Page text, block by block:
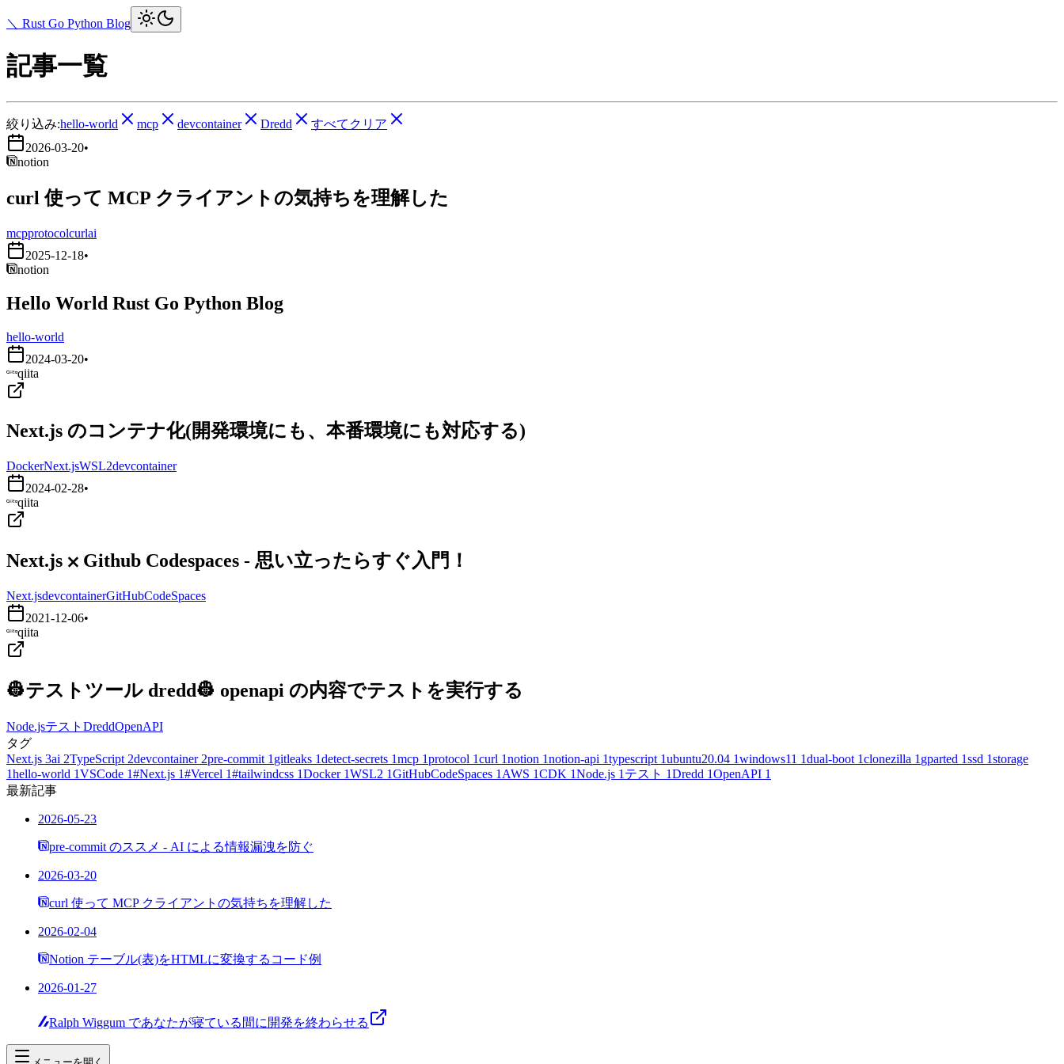
＼ Rust Go Python Blog
記事一覧
絞り込み:hello-world mcp devcontainer Dredd
すべてクリア
2026-03-20•
notion
curl 使って MCP クライアントの気持ちを理解した
mcpprotocolcurlai
2025-12-18•
notion
Hello World Rust Go Python Blog
hello-world
2024-03-20•
qiita
Next.js のコンテナ化(開発環境にも、本番環境にも対応する)
DockerNext.jsWSL2devcontainer
2024-02-28•
qiita
Next.js ⨉ Github Codespaces - 思い立ったらすぐ入門！
Next.jsdevcontainerGitHubCodeSpaces
2021-12-06•
qiita
👷テストツール dredd👷 openapi の内容でテストを実行する
Node.jsテスト DreddOpenAPI
タグ
Next.js 3ai 2TypeScript 2devcontainer 2pre-commit 1 gitleaks 1detect-secrets 1mcp 1protocol 1curl 1notion 1notion-api 1typescript 1ubuntu20.04 1windows11 1dual-boot 1clonezilla 1 gparted 1ssd 1storage
1hello-world 1VSCode 1#Next.js 1#Vercel 1#tailwindcss 1Docker 1WSL2 1GitHubCodeSpaces 1 AWS 1CDK 1Node.js 1 テスト 1Dredd 1OpenAPI 1
最新記事
2026-05-23
pre-commit のススメ - AI による情報漏洩を防ぐ
2026-03-20
curl 使って MCP クライアントの気持ちを理解した
2026-02-04
Notion テーブル(表)をHTMLに変換するコード例
2026-01-27
Ralph Wiggum であなたが寝ている間に開発を終わらせる